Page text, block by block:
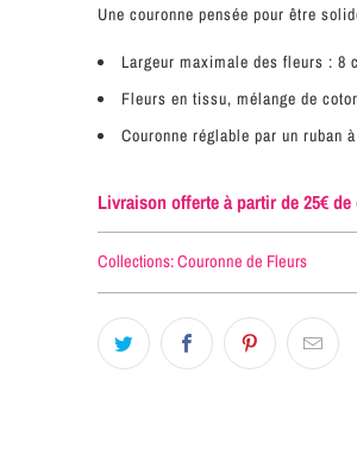
Une couronne pensée pour être
Largeur maximale des fleurs : 8
Fleurs en tissu, mélange de
Couronne réglable par un ruban
Livraison offerte à partir de 25€ de
Collections:Couronne de Fleurs